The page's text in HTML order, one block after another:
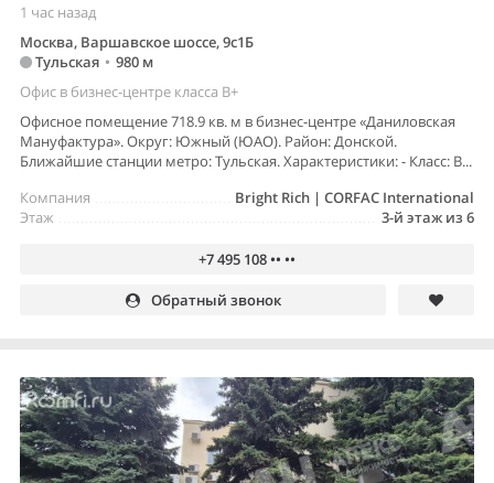
1 час назад
Москва, Варшавское шоссе, 9с1Б
Тульская • 980 м
Офис в бизнес-центре класса B+
Офисное помещение 718.9 кв. м в бизнес-центре «Даниловская
Мануфактура». Округ: Южный (ЮАО). Район: Донской.
Ближайшие станции метро: Тульская. Характеристики: - Класс: B...
Bright Rich | CORFAC International
Компания
3-й этаж из 6
Этаж
+7 495 108 •• ••
Обратный звонок